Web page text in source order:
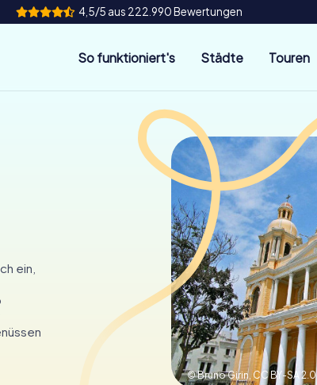
4,5/5 aus 222.990 Bewertungen
So funktioniert's Städte Touren
ein,
© Bruno Girin,CC BY-SA 2.0